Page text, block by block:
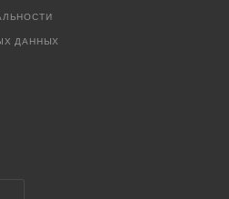
ДАННЫХ